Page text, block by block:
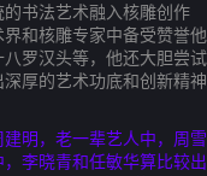
书法艺术融入核雕创作
和核雕专家中备受赞誉他
罗汉头等，他还大胆尝试
厚的艺术功底和创新精神
明，老一辈艺人中，周雪
李晓青和任敏华算比较出